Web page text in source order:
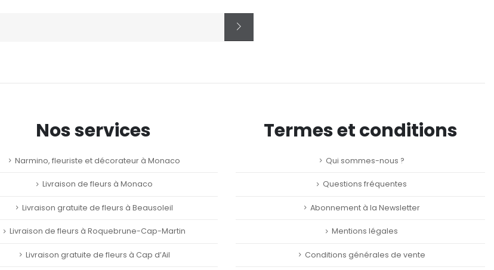
Nos services
Narmino, fleuriste et décorateur à Monaco
Livraison de fleurs à Monaco
Livraison gratuite de fleurs à Beausoleil
Livraison de fleurs à Roquebrune-Cap-Martin
Livraison gratuite de fleurs à Cap d’Ail
Termes et conditions
Qui sommes-nous ?
Questions fréquentes
Abonnement à la Newsletter
Mentions légales
Conditions générales de vente